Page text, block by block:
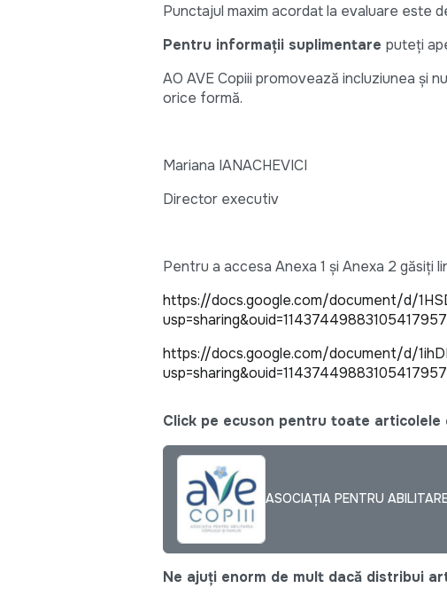
Punctajul maxim acordat la evaluare este
Pentru informații suplimentare puteți
AO AVE Copiii promovează incluziunea și
orice formă.
Mariana IANACHEVICI
Director executiv
Pentru a accesa Anexa 1 și Anexa 2 găsiți
https://docs.google.com/document/d/
https://docs.google.com/document/d/
Click pe ecuson pentru toate articolele
ASOCIAŢIA PENTRU
Ne ajuți enorm de mult dacă distribui